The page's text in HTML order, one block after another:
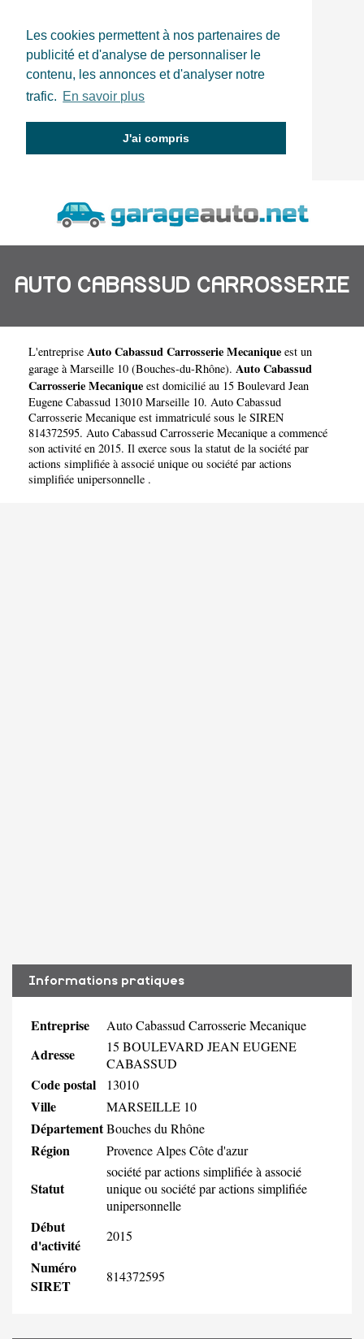
Les cookies permettent à nos partenaires de
publicité et d'analyse de personnaliser le
contenu, les annonces et d'analyser notre
trafic. En savoir plus
J'ai compris
AUTO CABASSUD CARROSSERIE
MECANIQUE
L'entreprise Auto Cabassud Carrosserie Mecanique est un
garage à Marseille 10 (Bouches-du-Rhône). Auto Cabassud
Carrosserie Mecanique est domicilié au 15 Boulevard Jean
Eugene Cabassud 13010 Marseille 10. Auto Cabassud
Carrosserie Mecanique est immatriculé sous le SIREN
814372595. Auto Cabassud Carrosserie Mecanique a commencé
son activité en 2015. Il exerce sous la statut de la société par
actions simplifiée à associé unique ou société par actions
simplifiée unipersonnelle .
Informations pratiques
Entreprise Auto Cabassud Carrosserie Mecanique
Adresse
15 BOULEVARD JEAN EUGENE
CABASSUD
Code postal 13010
Ville MARSEILLE 10
DépartementBouches du Rhône
Région Provence Alpes Côte d'azur
Statut
société par actions simplifiée à associé
unique ou société par actions simplifiée
unipersonnelle
Début
d'activité
2015
Numéro
SIRET
814372595